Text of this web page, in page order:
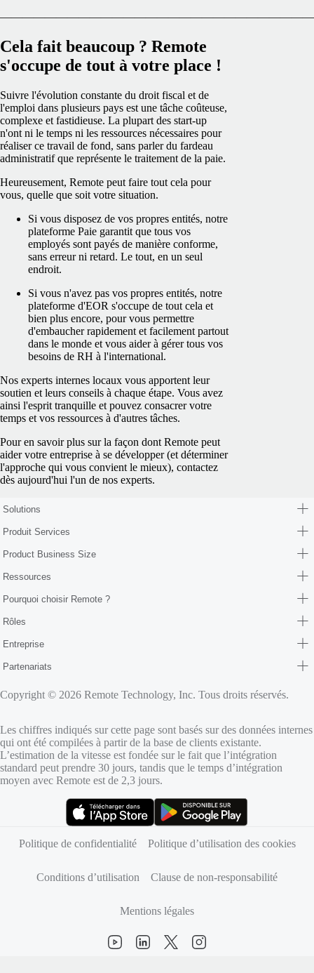
Cela fait beaucoup ? Remote
s'occupe de tout à votre place !
Suivre l'évolution constante du droit fiscal et de
l'emploi dans plusieurs pays est une tâche coûteuse,
complexe et fastidieuse. La plupart des start-up
n'ont ni le temps ni les ressources nécessaires pour
réaliser ce travail de fond, sans parler du fardeau
administratif que représente le traitement de la paie.
Heureusement, Remote peut faire tout cela pour
vous, quelle que soit votre situation.
Si vous disposez de vos propres entités, notre
plateforme Paie garantit que tous vos
employés sont payés de manière conforme,
sans erreur ni retard. Le tout, en un seul
endroit.
Si vous n'avez pas vos propres entités, notre
plateforme d'EOR s'occupe de tout cela et
bien plus encore, pour vous permettre
d'embaucher rapidement et facilement partout
dans le monde et vous aider à gérer tous vos
besoins de RH à l'international.
Nos experts internes locaux vous apportent leur
soutien et leurs conseils à chaque étape. Vous avez
ainsi l'esprit tranquille et pouvez consacrer votre
temps et vos ressources à d'autres tâches.
Pour en savoir plus sur la façon dont Remote peut
aider votre entreprise à se développer (et déterminer
l'approche qui vous convient le mieux), contactez
dès aujourd'hui l'un de nos experts.
Solutions
Produit Services
Product Business Size
Ressources
Pourquoi choisir Remote ?
Rôles
Entreprise
Partenariats
Copyright © 2026 Remote Technology, Inc. Tous droits réservés.
Les chiffres indiqués sur cette page sont basés sur des données internes
qui ont été compilées à partir de la base de clients existante.
L’estimation de la vitesse est fondée sur le fait que l’intégration
standard peut prendre 30 jours, tandis que le temps d’intégration
moyen avec Remote est de 2,3 jours.
Politique de confidentialité
Politique d’utilisation des cookies
Conditions d’utilisation Clause de non-responsabilité
Mentions légales